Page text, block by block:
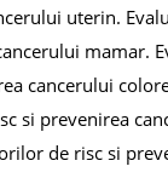
uterin.
mamar.
cancerului
si prevenirea
de risc si